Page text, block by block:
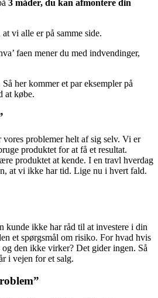
3 måder, du kan afmontere din
vi alle er på samme side.
faen mener du med indvendinger,
her kommer et par eksempler på
at købe.
problemer helt af sig selv. Vi er
produktet for at få et resultat.
produktet at kende. I en travl hverdag
at vi ikke har tid. Lige nu i hvert fald.
kunde ikke har råd til at investere i din
et spørgsmål om risiko. For hvad hvis
den ikke virker? Det gider ingen. Så
i vejen for et salg.